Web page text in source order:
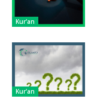
Kur'an
Kur'an